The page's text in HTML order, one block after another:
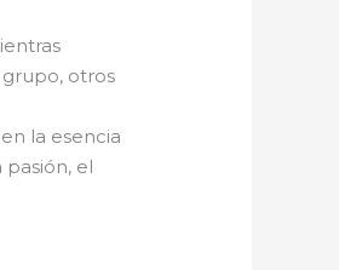
otros
la esencia
el